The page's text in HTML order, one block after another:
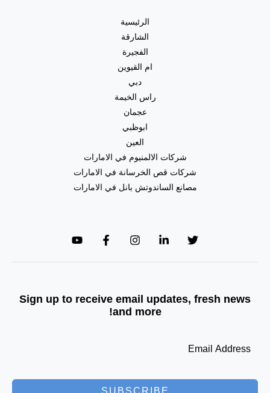
الرئيسية
الشارقة
الفجيرة
ام القيوين
دبي
راس الخيمة
عجمان
ابوظبي
العين
شركات الالمنيوم في الامارات
شركات قص الخرسانة في الامارات
مصانع الساندوتش بانل في الامارات
Sign up to receive email updates, fresh news
and more!